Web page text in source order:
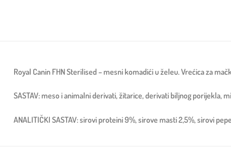
Royal Canin FHN Sterilised – mesni komadići u želeu. Vrećica za
SASTAV: meso i animalni derivati, žitarice, derivati biljnog porijekla,
ANALITIČKI SASTAV: sirovi proteini 9%, sirove masti 2,5%, sirovi